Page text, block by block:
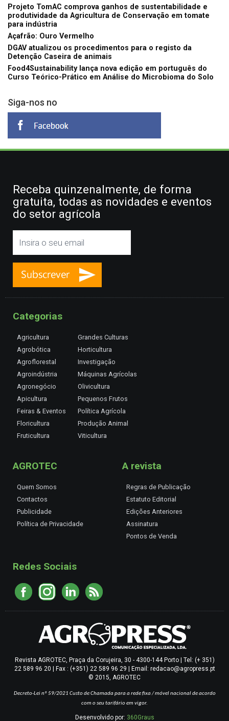
Projeto TomAC comprova ganhos de sustentabilidade e
produtividade da Agricultura de Conservação em tomate
para indústria
Açafrão: Ouro Vermelho
DGAV atualizou os procedimentos para o registo da
Detenção Caseira de animais
Food4Sustainability lança nova edição em português do
Curso Teórico-Prático em Análise do Microbioma do Solo
Siga-nos no
Receba quinzenalmente, de forma
gratuita, todas as novidades e eventos
do setor agrícola
Categorias
Agricultura
Agrobótica
Agroflorestal
Agroindústria
Agronegócio
Apicultura
Feiras & Eventos
Floricultura
Fruticultura
Grandes Culturas
Horticultura
Investigação
Máquinas Agrícolas
Olivicultura
Pequenos Frutos
Política Agrícola
Produção Animal
Viticultura
AGROTEC
Quem Somos
Contactos
Publicidade
Política de Privacidade
A revista
Regras de Publicação
Estatuto Editorial
Edições Anteriores
Assinatura
Pontos de Venda
Redes Sociais
Revista AGROTEC, Praça da Corujeira, 30 - 4300-144 Porto | Tel: (+ 351)
22 589 96 20 | Fax : (+351) 22 589 96 29 | Email: redacao@agropress.pt
© 2015, AGROTEC
Decreto-Lei nº 59/2021 Custo de Chamada para a rede fixa / móvel nacional de acordo
com o seu tarifário em vigor.
Desenvolvido por: 360Graus